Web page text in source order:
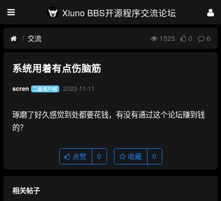
Xiuno BBS开源程序交流论坛
交流 1525 0 6
系统用着有点伤脑筋
scren 二级用户组 2023-11-11
琢磨了好久感觉到处都要花钱，有没有通过这个论坛赚到钱
的？
点赞 0 收藏 0
相关帖子